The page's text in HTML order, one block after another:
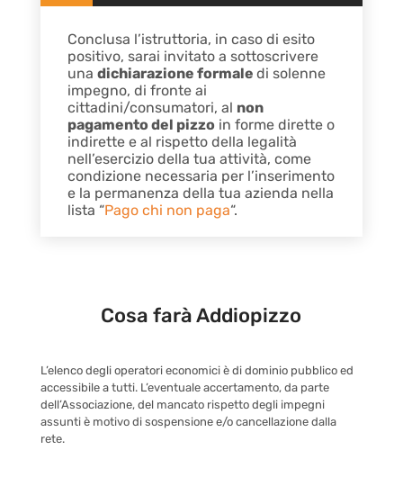
Conclusa l’istruttoria, in caso di esito
positivo, sarai invitato a sottoscrivere
una dichiarazione formale di solenne
impegno, di fronte ai
cittadini/consumatori, al non
pagamento del pizzo in forme dirette o
indirette e al rispetto della legalità
nell’esercizio della tua attività, come
condizione necessaria per l’inserimento
e la permanenza della tua azienda nella
lista “Pago chi non paga“.
Cosa farà Addiopizzo
L’elenco degli operatori economici è di dominio pubblico ed
accessibile a tutti. L’eventuale accertamento, da parte
dell’Associazione, del mancato rispetto degli impegni
assunti è motivo di sospensione e/o cancellazione dalla
rete.